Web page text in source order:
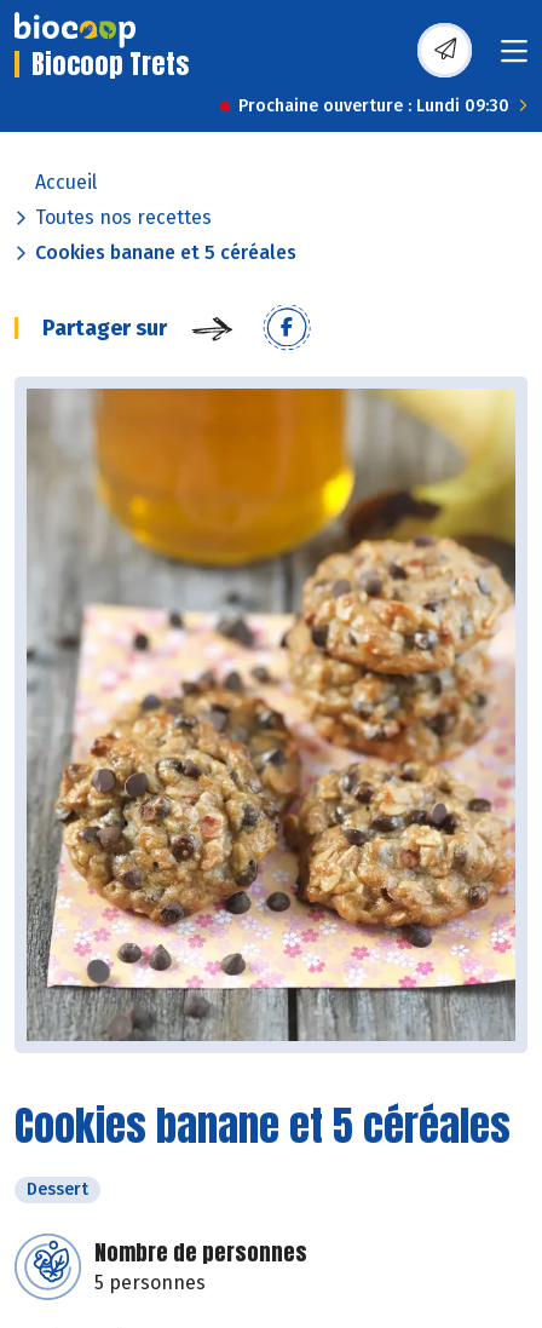
Biocoop Trets
Prochaine ouverture : Lundi 09:30
Accueil
Toutes nos recettes
Cookies banane et 5 céréales
Partager sur
Cookies banane et 5 céréales
Dessert
Nombre de personnes
5 personnes